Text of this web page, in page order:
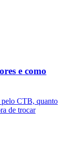
e como
pelo CTB, quanto
de trocar